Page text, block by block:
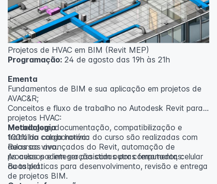
Professor(a):Gabriel Damasceno
Projetos de HVAC em BIM (Revit MEP)
Programação: 24 de agosto das 19h às 21h
Ementa
Fundamentos de BIM e sua aplicação em projetos de
AVAC&R;
Conceitos e fluxo de trabalho no Autodesk Revit para
projetos HVAC:
Modelagem, documentação, compatibilização e
trabalho colaborativo:
Recursos avançados do Revit, automação de
processos e integração com outras ferramentas:
Boas práticas para desenvolvimento, revisão e entrega
de projetos BIM.
Metodologia
100% da carga horária do curso são realizadas com
aulas ao vivo.
As aulas podem ser assistidas por computador, celular
ou tablet.